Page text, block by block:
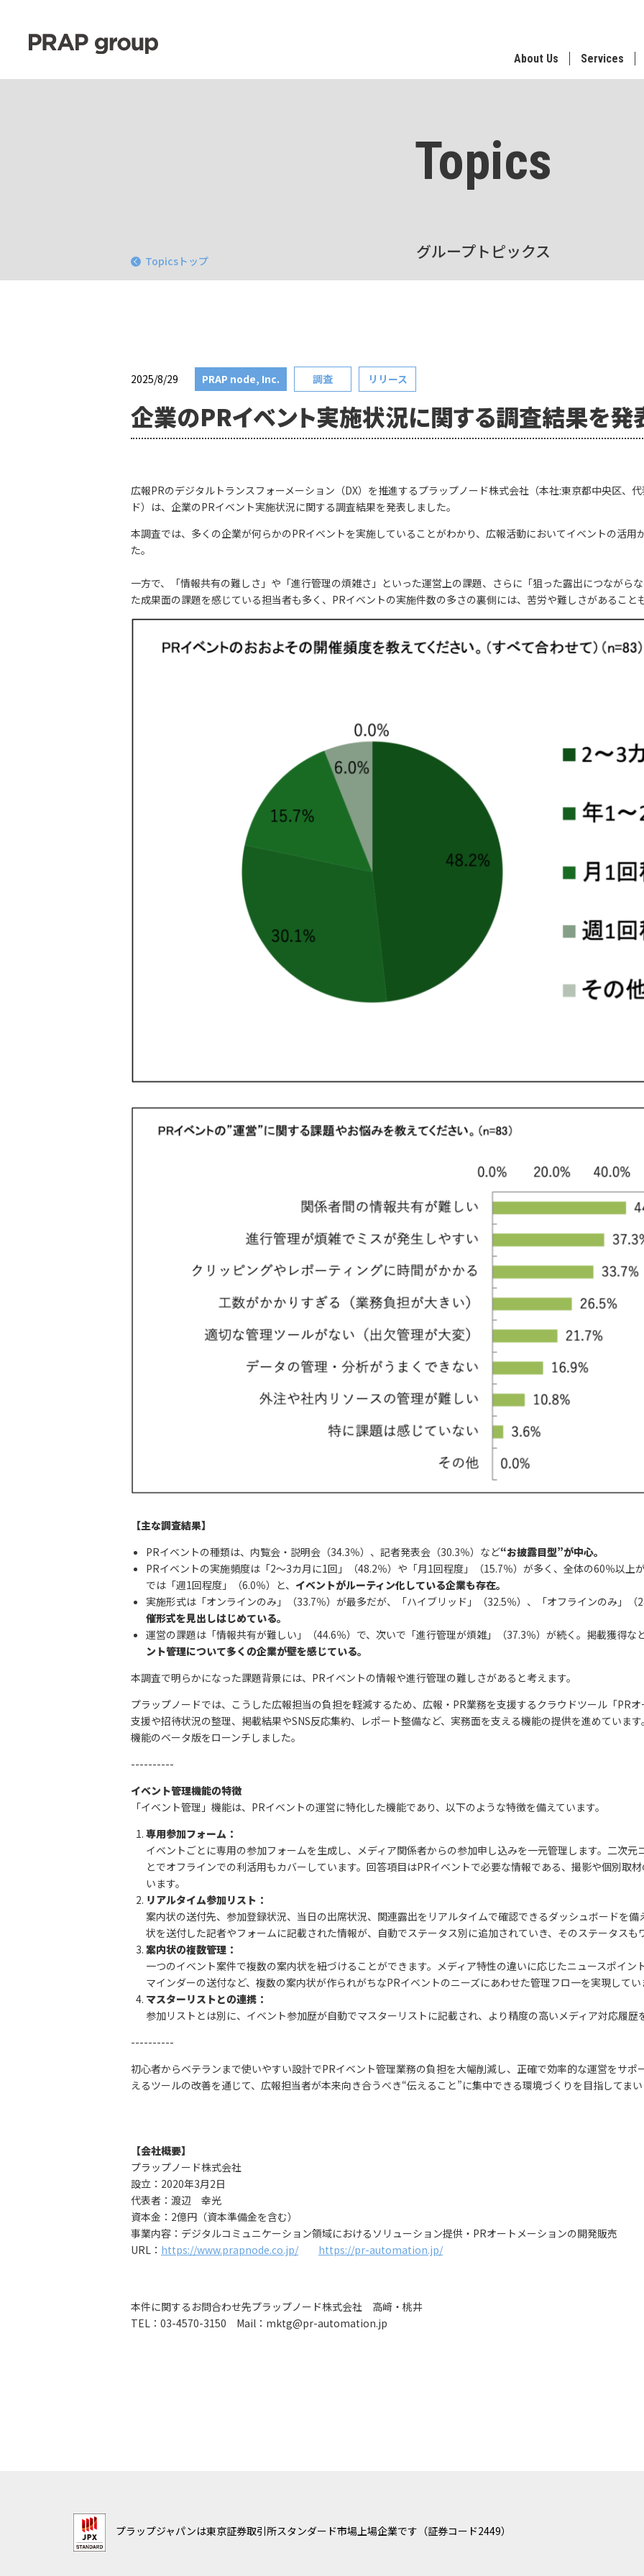
About Us Services
Topics
グループトピックス
Topicsトップ
2025/8/29 PRAP node, Inc. 調査 リリース
企業のPRイベント実施状況に関する調査結果を発
広報PRのデジタルトランスフォーメーション（DX）を推進するプラップノード株式会社（本社:東京都中央区、
ド）は、企業のPRイベント実施状況に関する調査結果を発表しました。
本調査では、多くの企業が何らかのPRイベントを実施していることがわかり、広報活動においてイベントの活用
た。
一方で、「情報共有の難しさ」や「進行管理の煩雑さ」といった運営上の課題、さらに「狙った露出につながら
た成果面の課題を感じている担当者も多く、PRイベントの実施件数の多さの裏側には、苦労や難しさがあること
【主な調査結果】
PRイベントの種類は、内覧会・説明会（34.3％）、記者発表会（30.3％）など“お披露目型”が中心。
PRイベントの実施頻度は「2〜3カ月に1回」（48.2％）や「月1回程度」（15.7％）が多く、全体の60％以上
では「週1回程度」（6.0％）と、 イベントがルーティン化している企業も存在。
実施形式は「オンラインのみ」（33.7％）が最多だが、「ハイブリッド」（32.5％）、「オフラインのみ」（
催形式を見出しはじめている。
運営の課題は「情報共有が難しい」（44.6％）で、次いで「進行管理が煩雑」（37.3％）が続く。掲載獲得な
ント管理について多くの企業が壁を感じている。
本調査で明らかになった課題背景には、PRイベントの情報や進行管理の難しさがあると考えます。
プラップノードでは、こうした広報担当の負担を軽減するため、広報・PR業務を支援するクラウドツール「PR
支援や招待状況の整理、掲載結果やSNS反応集約、レポート整備など、実務面を支える機能の提供を進めていま
機能のベータ版をローンチしました。
----------
イベント管理機能の特徴
「イベント管理」機能は、PRイベントの運営に特化した機能であり、以下のような特徴を備えています。
専用参加フォーム：
イベントごとに専用の参加フォームを生成し、メディア関係者からの参加申し込みを一元管理します。二次
とでオフラインでの利活用もカバーしています。回答項目はPRイベントで必要な情報である、撮影や個別取
います。
リアルタイム参加リスト：
案内状の送付先、参加登録状況、当日の出席状況、関連露出をリアルタイムで確認できるダッシュボードを
状を送付した記者やフォームに記載された情報が、自動でステータス別に追加されていき、そのステータス
案内状の複数管理：
一つのイベント案件で複数の案内状を紐づけることができます。メディア特性の違いに応じたニュースポイ
マインダーの送付など、複数の案内状が作られがちなPRイベントのニーズにあわせた管理フロ一を実現してい
マスターリストとの連携：
参加リストとは別に、イベント参加歴が自動でマスターリストに記載され、より精度の高いメディア対応履歴
----------
初心者からベテランまで使いやすい設計でPRイベント管理業務の負担を大幅削減し、正確で効率的な運営をサ
えるツールの改善を通じて、広報担当者が本来向き合うべき“伝えること”に集中できる環境づくりを目指してま
【会社概要】
プラップノード株式会社
設立：2020年3月2日
代表者：渡辺 幸光
資本金：2億円（資本準備金を含む）
事業内容：デジタルコミュニケーション領域におけるソリューション提供・PRオートメーションの開発販売
URL： https://www.prapnode.co.jp/ https://pr-automation.jp/
本件に関するお問合わせ先プラップノード株式会社 高﨑・桃井
TEL：03-4570-3150 Mail：mktg@pr-automation.jp
プラップジャパンは東京証券取引所スタンダード市場上場企業です（証券コード2449）